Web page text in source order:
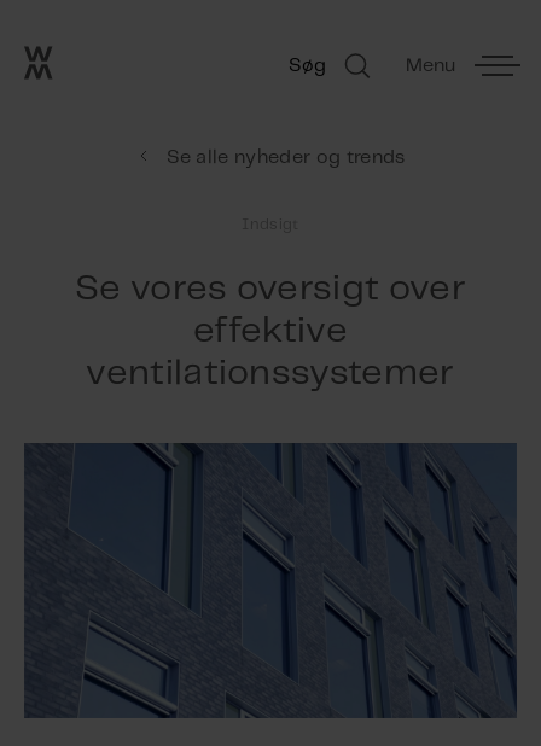
Søg Menu
Se alle nyheder og trends
Se vores oversigt over
effektive
ventilationssystemer